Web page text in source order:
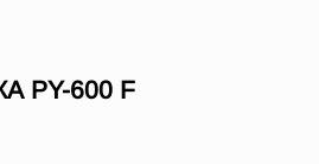
PY-600 F